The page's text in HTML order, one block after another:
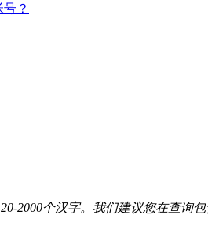
？
2000个汉字。我们建议您在查询